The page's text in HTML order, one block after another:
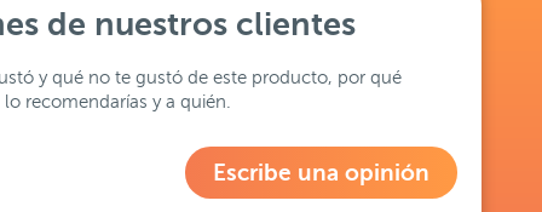
de nuestros clientes
y qué no te gustó de este producto, por qué
lo recomendarías y a quién.
Escribe una opinión